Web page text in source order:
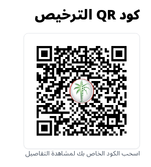
كود QR الترخيص
اسحب الكود الخاص بك لمشاهدة التفاصيل